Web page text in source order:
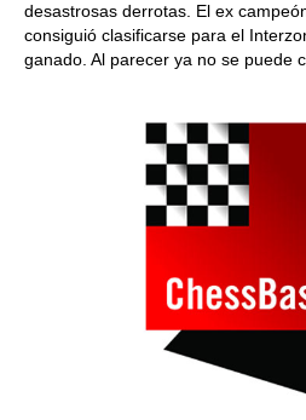
desastrosas derrotas. El ex
consiguió clasificarse para el
ganado. Al parecer ya no se puede